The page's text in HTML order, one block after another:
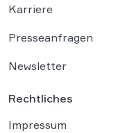
Karriere
Presseanfragen
Newsletter
Rechtliches
Impressum